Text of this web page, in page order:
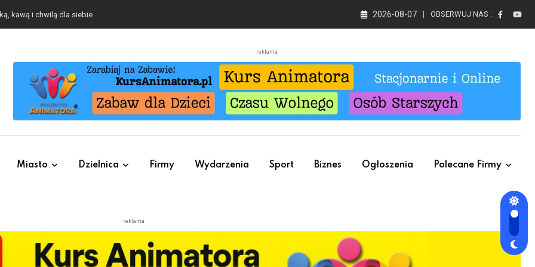
się będzie działo 2 sierpnia 2026-08-07 OBSERWUJ NAS :
reklama
Miasto Dzielnica Firmy Wydarzenia Sport Biznes Ogłoszenia Polecane Firmy
reklama